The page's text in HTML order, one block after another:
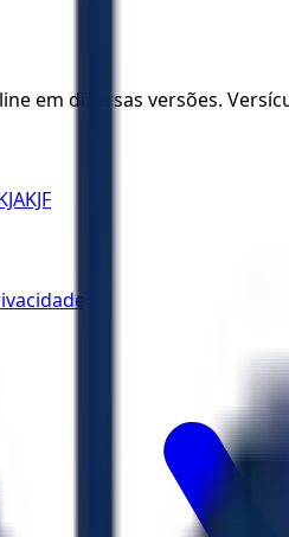
em diversas versões.
KJF